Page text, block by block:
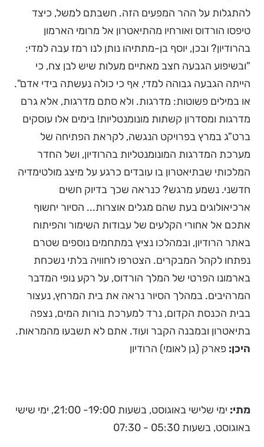
להתגלות על ההר המפעים הזה. חשבתם למשל, כיצד
טיפסו הורדוס ואורחיו מהתיאטרון אל מרומי הארמון
בהרודיון? ובכן, יוסף בן-מתתיהו נותן לנו רמז עבה למדי:
"ובשיפוע הגבעה חצב מאתיים מעלות שיש לבן צח, כי
הייתה הגבעה גבוהה למדי, אף כי כולה נעשתה בידי אדם".
או במילים פשוטות: מדרגות. ולא סתם מדרגות, אלא גרם
מדרגות ומסדרון קשתות מונומנטליות! בימים אלו עוסקים
ברט"ג במרץ בפרויקט הנגשה, לקראת הפתיחה של
מערכת המדרגות המונומנטליות בהרודיון, ושל החדר
המלכותי שבתיאטרון בו עובדים כרגע על מיצג מולטימדיה
חדשני. נשמע מרגש? כנראה שכך בדיוק חשים
ארכיאולוגים בעת שהם מגלים אוצרות... הסיור יחשוף
אתכם אל אחורי הקלעים של עבודות השימור והפיתוח
באתר הרודיון, ובמהלכו נציץ במתחמים נוספים שטרם
נפתחו לקהל המבקרים. הצטרפו לחוויה בלתי נשכחת
בארמונו הפרטי של המלך הורדוס, על רקע נופי המדבר
המרהיבים. במהלך הסיור נראה את בית המרחץ, נעצור
בבית הכנסת הקדום, נרד למערכת בורות המים, נצפה
בתיאטרון ובמבנה הקבר ועוד. אתם לא תשבעו מהמראות.
היכן: פארק (גן לאומי) הרודיון
מתי:
ימי שלישי באוגוסט, בשעות 19:00- 21:00, ימי שישי
באוגוסט, בשעות 05:30 - 07:30